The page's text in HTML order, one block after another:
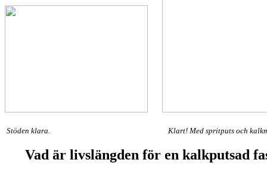
Stöden klara. Klart! Med spritputs och
Vad är livslängden för en kalkputsad